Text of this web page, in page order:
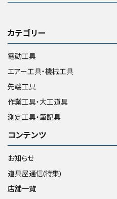
カテゴリー
電動工具
エアー工具・機械工具
先端工具
作業工具・大工道具
測定工具・筆記具
コンテンツ
お知らせ
道具屋通信(特集)
店舗一覧